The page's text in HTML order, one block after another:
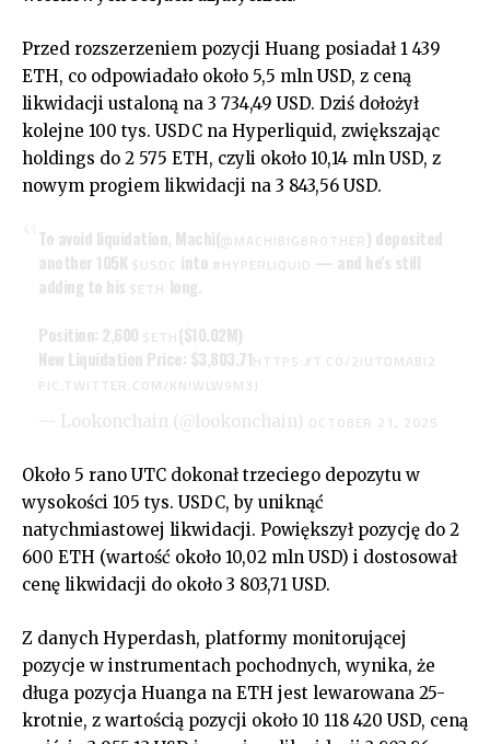
Przed rozszerzeniem pozycji Huang posiadał 1 439
ETH, co odpowiadało około 5,5 mln USD, z ceną
likwidacji ustaloną na 3 734,49 USD. Dziś dołożył
kolejne 100 tys. USDC na Hyperliquid, zwiększając
holdings do 2 575 ETH, czyli około 10,14 mln USD, z
nowym progiem likwidacji na 3 843,56 USD.
To avoid liquidation, Machi(@MACHIBIGBROTHER) deposited
another 105K $USDC into #HYPERLIQUID — and he's still
adding to his $ETH long.
Position: 2,600 $ETH($10.02M)
New Liquidation Price: $3,803.71HTTPS://T.CO/2IUTDMABI2
PIC.TWITTER.COM/KNIWLW9M3J
— Lookonchain (@lookonchain) OCTOBER 21, 2025
Około 5 rano UTC dokonał trzeciego depozytu w
wysokości 105 tys. USDC, by uniknąć
natychmiastowej likwidacji. Powiększył pozycję do 2
600 ETH (wartość około 10,02 mln USD) i dostosował
cenę likwidacji do około 3 803,71 USD.
Z danych Hyperdash, platformy monitorującej
pozycje w instrumentach pochodnych, wynika, że
długa pozycja Huanga na ETH jest lewarowana 25-
krotnie, z wartością pozycji około 10 118 420 USD, ceną